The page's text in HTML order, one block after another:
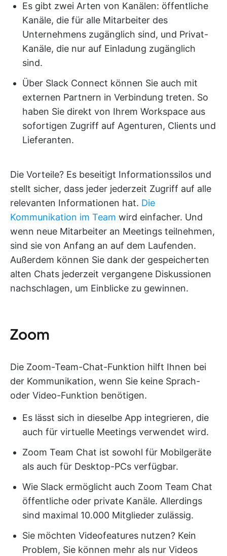
Es gibt zwei Arten von Kanälen: öffentliche
Kanäle, die für alle Mitarbeiter des
Unternehmens zugänglich sind, und Privat-
Kanäle, die nur auf Einladung zugänglich
sind.
Über Slack Connect können Sie auch mit
externen Partnern in Verbindung treten. So
haben Sie direkt von Ihrem Workspace aus
sofortigen Zugriff auf Agenturen, Clients und
Lieferanten.
Die Vorteile? Es beseitigt Informationssilos und
stellt sicher, dass jeder jederzeit Zugriff auf alle
relevanten Informationen hat. Die
Kommunikation im Team wird einfacher. Und
wenn neue Mitarbeiter an Meetings teilnehmen,
sind sie von Anfang an auf dem Laufenden.
Außerdem können Sie dank der gespeicherten
alten Chats jederzeit vergangene Diskussionen
nachschlagen, um Einblicke zu gewinnen.
Zoom
Die Zoom-Team-Chat-Funktion hilft Ihnen bei
der Kommunikation, wenn Sie keine Sprach-
oder Video-Funktion benötigen.
Es lässt sich in dieselbe App integrieren, die
auch für virtuelle Meetings verwendet wird.
Zoom Team Chat ist sowohl für Mobilgeräte
als auch für Desktop-PCs verfügbar.
Wie Slack ermöglicht auch Zoom Team Chat
öffentliche oder private Kanäle. Allerdings
sind maximal 10.000 Mitglieder zulässig.
Sie möchten Videofeatures nutzen? Kein
Problem, Sie können mehr als nur Videos